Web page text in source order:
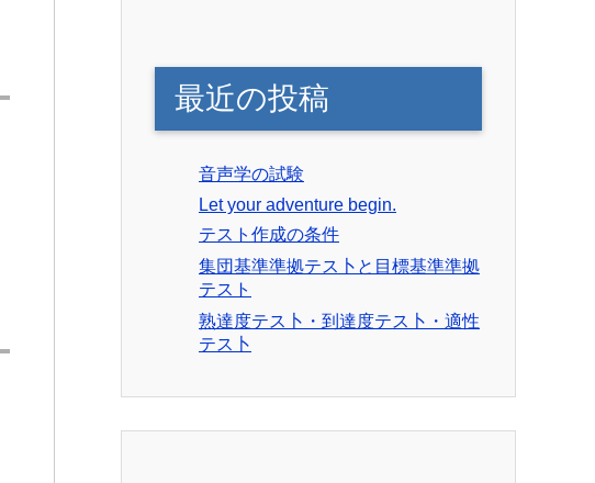
最近の投稿
音声学の試験
Let your adventure begin.
テスト作成の条件
集団基準準拠テス卜と目標基準準拠
テスト
熟達度テス卜・到達度テス卜・適性
テス卜